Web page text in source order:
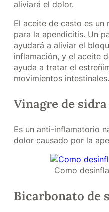
aliviará el dolor.
El aceite de casto es un
para la apendicitis. Un
ayudará a aliviar el
inflamación, y el aceite
ayuda a tratar el
movimientos intestinales.
Vinagre de
Es un anti-inflamatorio
dolor causado por la
Como
Bicarbonato de